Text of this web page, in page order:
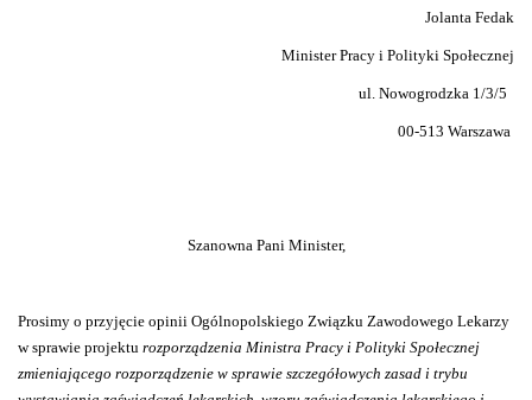
Jolanta Fedak
Minister Pracy i Polityki Społecznej
ul. Nowogrodzka 1/3/5
00-513 Warszawa
Szanowna Pani Minister,
Prosimy o przyjęcie opinii Ogólnopolskiego Związku Zawodowego Lekarzy
w sprawie projektu rozporządzenia Ministra Pracy i Polityki Społecznej
zmieniającego rozporządzenie w sprawie szczegółowych zasad i trybu